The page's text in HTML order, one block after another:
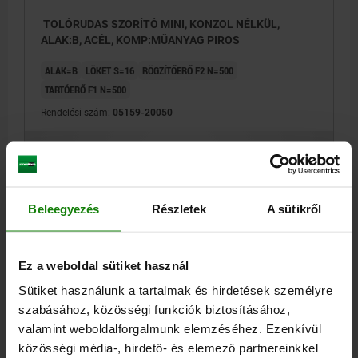
Beleegyezés Részletek A sütikről
Ez a weboldal sütiket használ
Sütiket használunk a tartalmak és hirdetések személyre
szabásához, közösségi funkciók biztosításához,
valamint weboldalforgalmunk elemzéséhez. Ezenkívül
közösségi média-, hirdető- és elemező partnereinkkel
TOLÓRUDAS SZORÍTÓ MINI, KONZOL NÉLKÜL,
ALAK:B, ACÉL, KOMP:MŰANYAG PIROS
ALAK=B LÖKET S=16
RÖGZÍTŐERŐ F2 N=500
TARTÓERŐ F1 N=500
Rendelési szám: 05159-20050
RÉSZLETEK
RÉSZLETEK
LETÖLTÉSEK